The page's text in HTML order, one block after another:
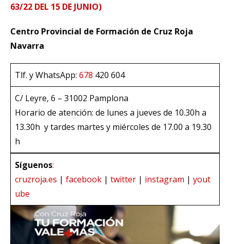
63/22 DEL 15 DE JUNIO)
Centro Provincial de Formación de Cruz Roja
Navarra
Tlf. y WhatsApp: 678 420 604
C/ Leyre, 6 – 31002 Pamplona
Horario de atención: de lunes a jueves de 10.30h a
13.30h y tardes martes y miércoles de 17.00 a 19.30
h
Síguenos:
cruzroja.es | facebook | twitter | instagram | yout
ube